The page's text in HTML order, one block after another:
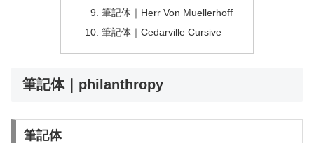
筆記体｜Herr Von Muellerhoff
筆記体｜Cedarville Cursive
筆記体｜philanthropy
筆記体